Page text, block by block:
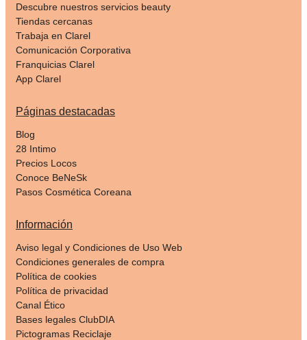
Descubre nuestros servicios beauty
Tiendas cercanas
Trabaja en Clarel
Comunicación Corporativa
Franquicias Clarel
App Clarel
Páginas destacadas
Blog
28 Intimo
Precios Locos
Conoce BeNeSk
Pasos Cosmética Coreana
Información
Aviso legal y Condiciones de Uso Web
Condiciones generales de compra
Política de cookies
Política de privacidad
Canal Ético
Bases legales ClubDIA
Pictogramas Reciclaje